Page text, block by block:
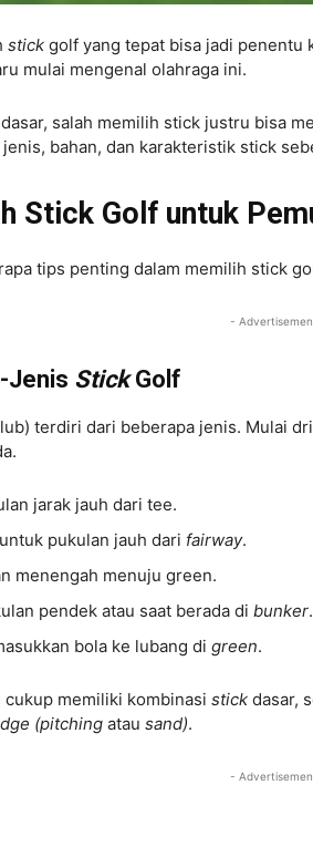
stick golf yang tepat bisa jadi penentu
mulai mengenal olahraga ini.
salah memilih stick justru bisa
bahan, dan karakteristik stick
Stick Golf untuk
tips penting dalam memilih stick
-
Jenis StickGolf
terdiri dari beberapa jenis. Mulai
jarak jauh dari tee.
pukulan jauh dari fairway.
menengah menuju green.
pendek atau saat berada di bunker.
bola ke lubang di green.
cukup memiliki kombinasi stick dasar,
(pitching atau sand).
-